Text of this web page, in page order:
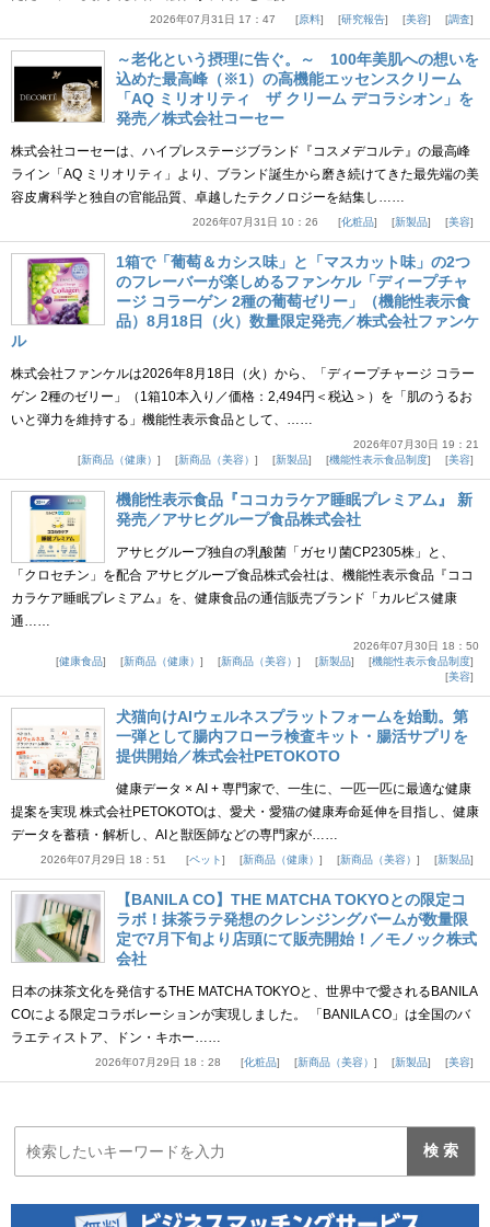
2026年07月31日 17：47 原料 研究報告 美容 調査
～老化という摂理に告ぐ。～ 100年美肌への想いを
込めた最高峰（※1）の高機能エッセンスクリーム
「AQ ミリオリティ ザ クリーム デコラシオン」を
発売／株式会社コーセー
株式会社コーセーは、ハイプレステージブランド『コスメデコルテ』の最高峰
ライン「AQ ミリオリティ」より、ブランド誕生から磨き続けてきた最先端の美
容皮膚科学と独自の官能品質、卓越したテクノロジーを結集し……
2026年07月31日 10：26 化粧品 新製品 美容
1箱で「葡萄＆カシス味」と「マスカット味」の2つ
のフレーバーが楽しめるファンケル「ディープチャ
ージ コラーゲン 2種の葡萄ゼリー」（機能性表示食
品）8月18日（火）数量限定発売／株式会社ファンケ
ル
株式会社ファンケルは2026年8月18日（火）から、「ディープチャージ コラー
ゲン 2種のゼリー」（1箱10本入り／価格：2,494円＜税込＞）を「肌のうるお
いと弾力を維持する」機能性表示食品として、……
2026年07月30日 19：21
新商品（健康）
新商品（美容） 新製品 機能性表示食品制度 美容
機能性表示食品『ココカラケア睡眠プレミアム』 新
発売／アサヒグループ食品株式会社
アサヒグループ独自の乳酸菌「ガセリ菌CP2305株」と、
「クロセチン」を配合 アサヒグループ食品株式会社は、機能性表示食品『ココ
カラケア睡眠プレミアム』を、健康食品の通信販売ブランド「カルピス健康
通……
2026年07月30日 18：50
健康食品
新商品（健康） 新商品（美容） 新製品
機能性表示食品制度
美容
犬猫向けAIウェルネスプラットフォームを始動。第
一弾として腸内フローラ検査キット・腸活サプリを
提供開始／株式会社PETOKOTO
健康データ × AI + 専門家で、一生に、一匹一匹に最適な健康
提案を実現 株式会社PETOKOTOは、愛犬・愛猫の健康寿命延伸を目指し、健康
データを蓄積・解析し、AIと獣医師などの専門家が……
2026年07月29日 18：51 ペット 新商品（健康） 新商品（美容） 新製品
【BANILA CO】THE MATCHA TOKYOとの限定コ
ラボ！抹茶ラテ発想のクレンジングバームが数量限
定で7月下旬より店頭にて販売開始！／モノック株式
会社
日本の抹茶文化を発信するTHE MATCHA TOKYOと、世界中で愛されるBANILA
COによる限定コラボレーションが実現しました。 「BANILA CO」は全国のバ
ラエティストア、ドン・キホー……
2026年07月29日 18：28 化粧品 新商品（美容） 新製品 美容